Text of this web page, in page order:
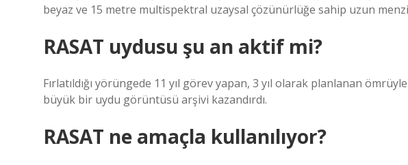
beyaz ve 15 metre multispektral uzaysal çözünürlüğe sahip uzun
RASAT uydusu şu an aktif mi?
Fırlatıldığı yörüngede 11 yıl görev yapan, 3 yıl olarak planlanan
büyük bir uydu görüntüsü arşivi kazandırdı.
RASAT ne amaçla kullanılıyor?